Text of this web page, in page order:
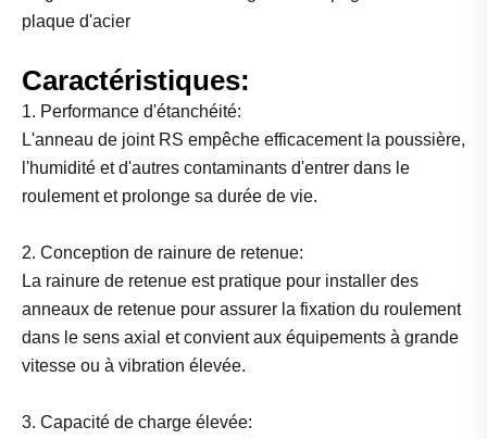
plaque d'acier
Caractéristiques:
1. Performance d'étanchéité:
L'anneau de joint RS empêche efficacement la poussière,
l'humidité et d'autres contaminants d'entrer dans le
roulement et prolonge sa durée de vie.
2. Conception de rainure de retenue:
La rainure de retenue est pratique pour installer des
anneaux de retenue pour assurer la fixation du roulement
dans le sens axial et convient aux équipements à grande
vitesse ou à vibration élevée.
3. Capacité de charge élevée: